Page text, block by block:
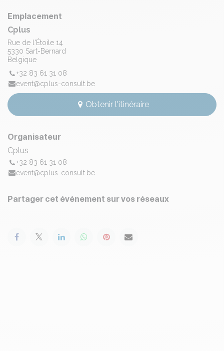
Emplacement
Cplus
Rue de l'Étoile 14
5330 Sart-Bernard
Belgique
+32 83 61 31 08
event@cplus-consult.be
Obtenir l'itinéraire
Organisateur
Cplus
+32 83 61 31 08
event@cplus-consult.be
Partager cet événement sur vos réseaux